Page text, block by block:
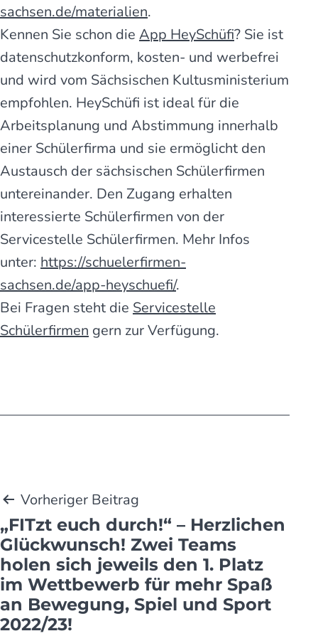
sachsen.de/materialien.
Kennen Sie schon die App HeySchüfi? Sie ist
datenschutzkonform, kosten- und werbefrei
und wird vom Sächsischen Kultusministerium
empfohlen. HeySchüfi ist ideal für die
Arbeitsplanung und Abstimmung innerhalb
einer Schülerfirma und sie ermöglicht den
Austausch der sächsischen Schülerfirmen
untereinander. Den Zugang erhalten
interessierte Schülerfirmen von der
Servicestelle Schülerfirmen. Mehr Infos
unter: https://schuelerfirmen-
sachsen.de/app-heyschuefi/.
Bei Fragen steht die Servicestelle
Schülerfirmen gern zur Verfügung.
Beitragsnavigation
Vorheriger Beitrag
„FITzt euch durch!“ – Herzlichen
Glück­wunsch! Zwei Teams
holen sich jeweils den 1. Platz
im Wett­be­werb für mehr Spaß
an Bewe­gung, Spiel und Sport
2022/23!